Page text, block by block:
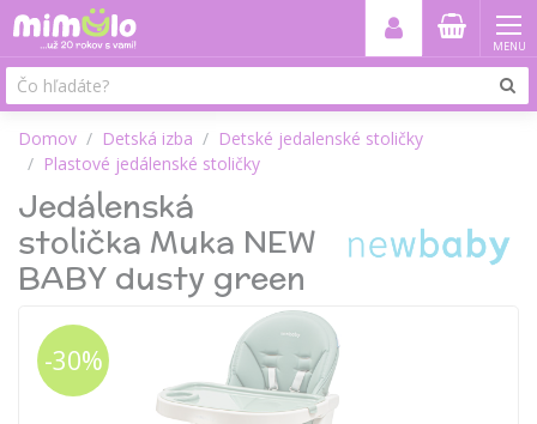
MENU
Domov Detská izba
Detské jedalenské stoličky
Plastové jedálenské stoličky
Jedálenská
stolička Muka NEW
BABY dusty green
-30%